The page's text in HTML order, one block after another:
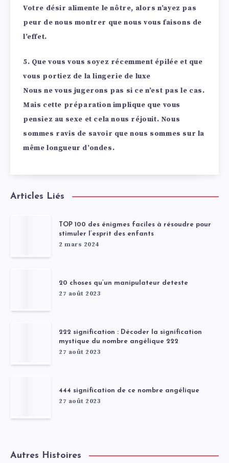
Votre désir alimente le nôtre, alors n’ayez pas
peur de nous montrer que nous vous faisons de
l’effet.
5. Que vous vous soyez récemment épilée et que
vous portiez de la lingerie de luxe
Nous ne vous jugerons pas si ce n’est pas le cas.
Mais cette préparation implique que vous
pensiez au sexe et cela nous réjouit. Nous
sommes ravis de savoir que nous sommes sur la
même longueur d’ondes.
Articles Liés
TOP 100 des énigmes faciles à résoudre pour
stimuler l’esprit des enfants
2 mars 2024
20 choses qu’un manipulateur deteste
27 août 2023
222 signification : Décoder la signification
mystique du nombre angélique 222
27 août 2023
444 signification de ce nombre angélique
27 août 2023
Autres Histoires